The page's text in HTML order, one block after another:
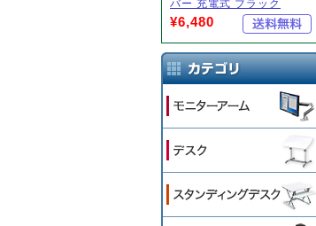
バー 充電式 ブラック
¥6,480